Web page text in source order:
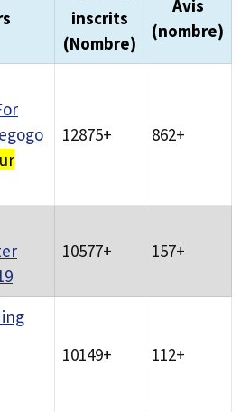
inscrits
(Nombre)
Avis
(nombre)
12875+ 862+
10577+ 157+
10149+ 112+